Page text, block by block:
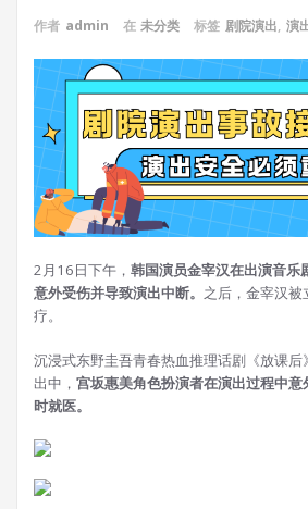
作者 admin 在 未分类 标签 剧院演出, 演
2月16日下午， 韩国演员金宰汉在出演音乐
意外受伤并导致演出中断。 之后，金宰汉
疗。
沉浸式东野圭吾青春热血推理话剧《放课
出中， 宫坂惠美角色扮演者在演出过程中
时就医。